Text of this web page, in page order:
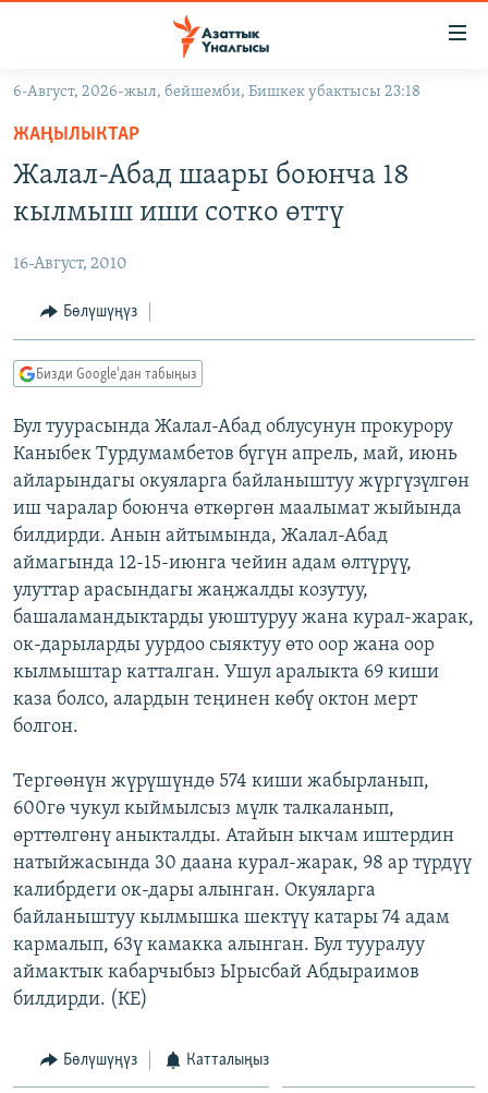
Навигацияга
өтүңүз
Издөөгө
салыңыз
ЭКОНОМИКА
МАДАНИЯТ
БОРБОР АЗИЯ
АТАЙЫН ИЛИКТӨӨ
ТВ ПРОГРАММАЛАР
ЭКСПЕРТТЕР ТАЛДАЙТ
БИЗ ЖАНА ДҮЙНӨ
ЭЖЕ-СИҢДИЛЕР
АЗАТТЫК+
ЫҢГАЙСЫЗ СУРООЛОР
ӨЗГӨЧӨ ПИКИР
Русский
ОНЛАЙН ШЕРИНЕ
ЭЕ/АРнун бардык сайттары
6-Август, 2026-жыл, бейшемби, Бишкек убактысы 23:18
ЖАҢЫЛЫКТАР
Жалал-Абад шаары боюнча 18
кылмыш иши сотко өттү
16-Август, 2010
Бөлүшүңүз
Бизди Google'дан табыңыз
Бул туурасында Жалал-Абад облусунун прокурору
Каныбек Турдумамбетов бүгүн апрель, май, июнь
айларындагы окуяларга байланыштуу жүргүзүлгөн
иш чаралар боюнча өткөргөн маалымат жыйында
билдирди. Анын айтымында, Жалал-Абад
аймагында 12-15-июнга чейин адам өлтүрүү,
улуттар арасындагы жаңжалды козутуу,
башаламандыктарды уюштуруу жана курал-жарак,
ок-дарыларды уурдоо сыяктуу өто оор жана оор
кылмыштар катталган. Ушул аралыкта 69 киши
каза болсо, алардын теңинен көбү октон мерт
болгон.
Тергөөнүн жүрүшүндө 574 киши жабырланып,
600гө чукул кыймылсыз мүлк талкаланып,
өрттөлгөнү аныкталды. Атайын ыкчам иштердин
натыйжасында 30 даана курал-жарак, 98 ар түрдүү
калибрдеги ок-дары алынган. Окуяларга
байланыштуу кылмышка шектүү катары 74 адам
кармалып, 63ү камакка алынган. Бул тууралуу
аймактык кабарчыбыз Ырысбай Абдыраимов
билдирди. (КЕ)
Бөлүшүңүз Катталыңыз